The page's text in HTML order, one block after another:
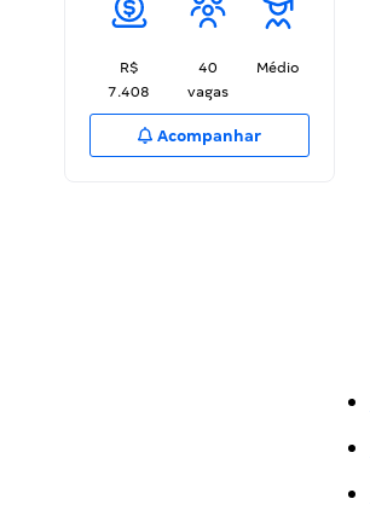
R$
7.408
40
vagas
Médio
Acompanhar